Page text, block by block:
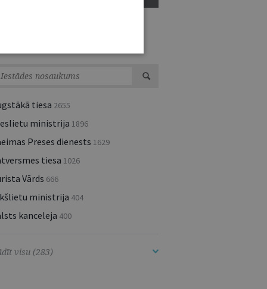
tiesa 2655
ministrija 1896
Preses dienests 1629
tiesa 1026
Vārds 666
ministrija 404
kanceleja 400
visu (283)